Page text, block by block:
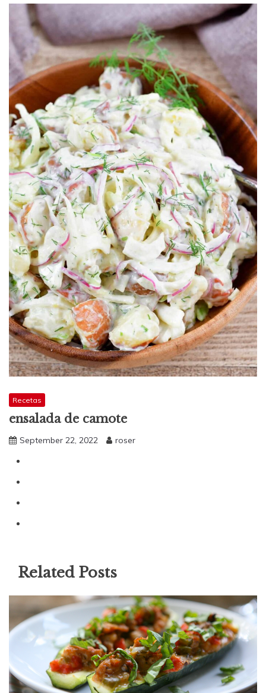
Recetas
ensalada de camote
September 22, 2022 roser
Related Posts